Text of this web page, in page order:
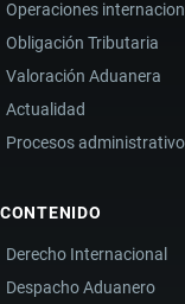
Operaciones
Obligación Tributaria
Valoración Aduanera
Actualidad
Procesos
CONTENIDO
Derecho Internacional
Despacho Aduanero